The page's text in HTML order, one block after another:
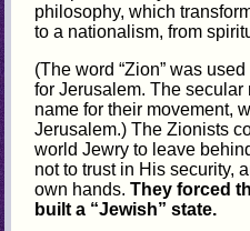
philosophy, which
to a nationalism, from
(The word “Zion” was
for Jerusalem. The
name for their movement,
Jerusalem.) The Zionists
world Jewry to leave
not to trust in His security,
own hands.They forced
built a “Jewish” state.